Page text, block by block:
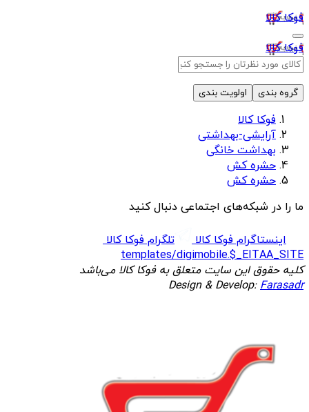
فوکا کالا
فوکا کالا
گروه بندی اولویت بندی
فوکا کالا
آرایشی-بهداشتی
بهداشت خانگی
حشره کش
حشره کش
ما را در شبکه‌های اجتماعی دنبال کنید
اینستاگرام فوکا کالا
تلگرام فوکا کالا
templates/digimobile.$_EITAA_SITE
کلیه حقوق این سایت متعلق به فوکا کالا می‌باشد
Design & Develop:Farasadr